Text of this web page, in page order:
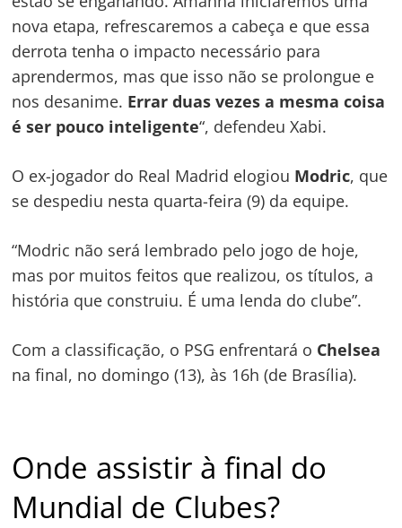
nova etapa, refrescaremos a cabeça e que essa
derrota tenha o impacto necessário para
aprendermos, mas que isso não se prolongue e
nos desanime. Errar duas vezes a mesma coisa
é ser pouco inteligente“, defendeu Xabi.
O ex-jogador do Real Madrid elogiou Modric, que
se despediu nesta quarta-feira (9) da equipe.
“Modric não será lembrado pelo jogo de hoje,
mas por muitos feitos que realizou, os títulos, a
história que construiu. É uma lenda do clube”.
Com a classificação, o PSG enfrentará o Chelsea
na final, no domingo (13), às 16h (de Brasília).
Onde assistir à final do
Mundial de Clubes?